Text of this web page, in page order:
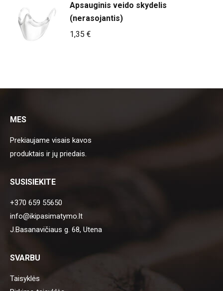
Apsauginis veido skydelis
(nerasojantis)
1,35 €
MES
Prekiaujame visais kavos
produktais ir jų priedais.
SUSISIEKITE
+370 659 55650
info@ikipasimatymo.lt
J.Basanavičiaus g. 68, Utena
SVARBU
Taisyklės